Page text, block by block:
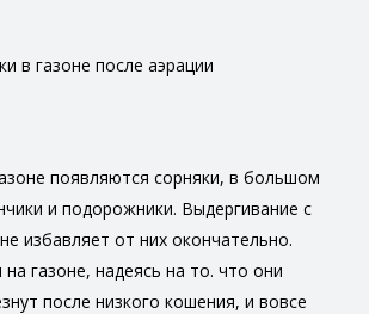
появляются сорняки, в большом
и подорожники. Выдергивание с
избавляет от них окончательно.
газоне, надеясь на то. что они
после низкого кошения, и вовсе